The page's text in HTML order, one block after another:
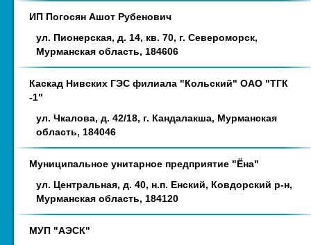
ИП Погосян Ашот Рубенович
ул. Пионерская, д. 14, кв. 70, г. Североморск,
Мурманская область, 184606
Каскад Нивских ГЭС филиала "Кольский" ОАО "ТГК
-1"
ул. Чкалова, д. 42/18, г. Кандалакша, Мурманская
область, 184046
Муниципальное унитарное предприятие "Ёна"
ул. Центральная, д. 40, н.п. Енский, Ковдорский р-н,
Мурманская область, 184120
МУП "АЭСК"